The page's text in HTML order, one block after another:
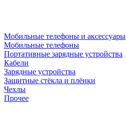
Мобильные телефоны и аксессуары
Мобильные телефоны
Портативные зарядные устройства
Кабели
Зарядные устройства
Защитные стёкла и плёнки
Чехлы
Прочее